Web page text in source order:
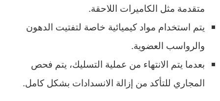
متقدمة مثل الكاميرات اللاحقة.
يتم استخدام مواد كيميائية خاصة لتفتيت الدهون
والرواسب العضوية.
بعدما يتم الانتهاء من عملية التسليك، يتم فحص
المجاري للتأكد من إزالة الانسدادات بشكل كامل.